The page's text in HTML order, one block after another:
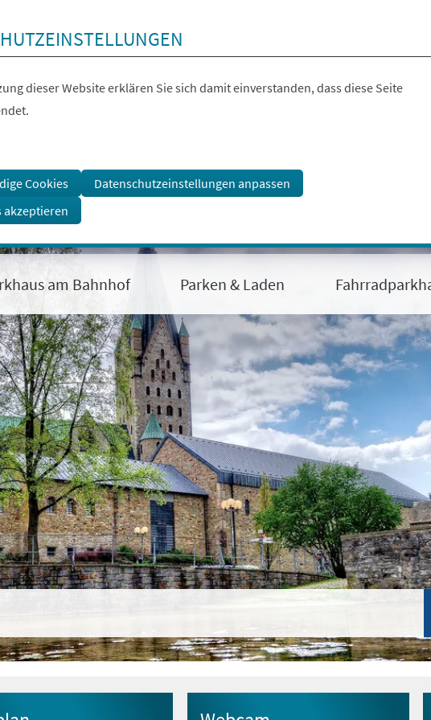
dieser Website erklären Sie sich damit einverstanden, dass diese Seite
Cookies
Datenschutzeinstellungen anpassen
akzeptieren
am Bahnhof Parken & Laden